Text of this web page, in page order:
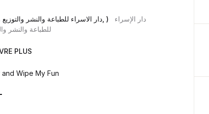
Par ( دار الاسراء للطباعة والنشر والتوزيع والترجمة, )
دار الإسراء
للطباعة والنشر
PLUS
Wipe My Fun